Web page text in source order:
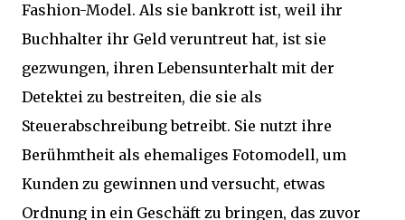
Fashion-Model. Als sie bankrott ist, weil ihr
Buchhalter ihr Geld veruntreut hat, ist sie
gezwungen, ihren Lebensunterhalt mit der
Detektei zu bestreiten, die sie als
Steuerabschreibung betreibt. Sie nutzt ihre
Berühmtheit als ehemaliges Fotomodell, um
Kunden zu gewinnen und versucht, etwas
Ordnung in ein Geschäft zu bringen, das zuvor